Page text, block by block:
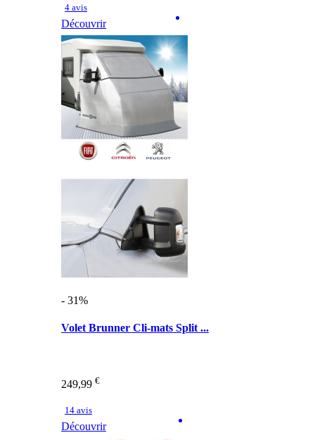
4 avis
Découvrir
- 31%
Volet Brunner Cli-mats Split ...
249,99 €
14 avis
Découvrir